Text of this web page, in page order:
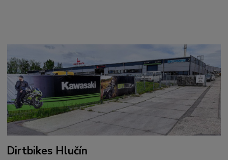
Dirtbikes Hlučín